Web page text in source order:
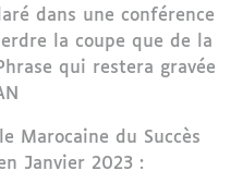
dans une conférence
la coupe que de la
qui restera gravée
Marocaine du Succès
Janvier 2023 :